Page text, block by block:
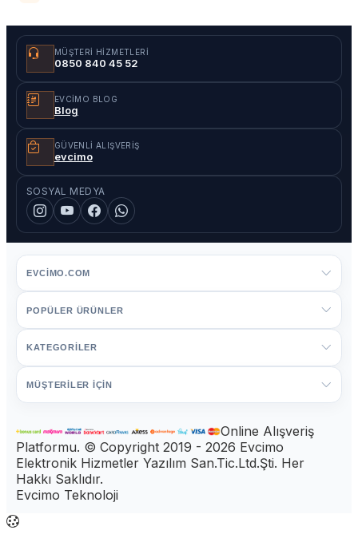
MÜŞTERI HIZMETLERI
0850 840 45 52
EVCIMO BLOG
Blog
GÜVENLI ALIŞVERIŞ
evcimo
SOSYAL MEDYA
EVCIMO.COM
POPÜLER ÜRÜNLER
KATEGORİLER
MÜŞTERİLER İÇİN
Online Alışveriş
Platformu. © Copyright 2019 - 2026 Evcimo
Elektronik Hizmetler Yazılım San.Tic.Ltd.Şti. Her
Hakkı Saklıdır.
Evcimo Teknoloji